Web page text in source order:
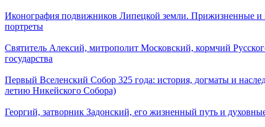
Иконография подвижников Липецкой земли. Прижизненные и
портреты
Святитель Алексий, митрополит Московский, кормчий
государства
Первый Вселенский Собор 325 года: история, догматы и
летию Никейского Собора)
Георгий, затворник Задонский, его жизненный путь и